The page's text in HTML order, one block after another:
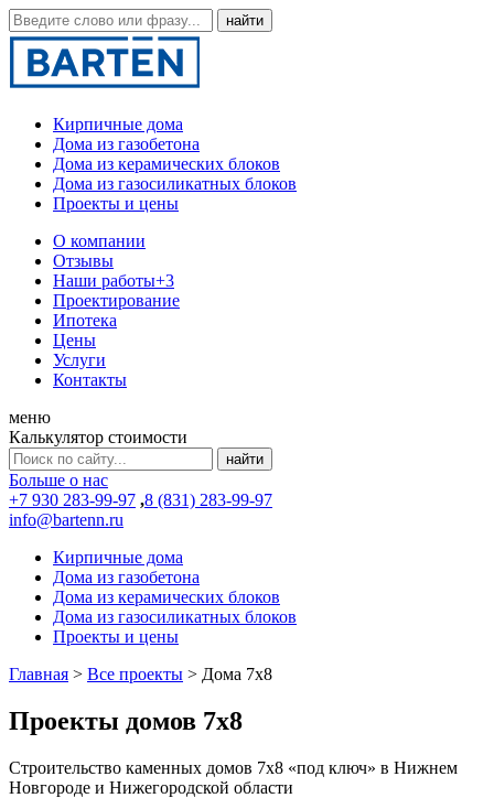
Кирпичные дома
Дома из газобетона
Дома из керамических блоков
Дома из газосиликатных блоков
Проекты и цены
О компании
Отзывы
Наши работы+3
Проектирование
Ипотека
Цены
Услуги
Контакты
меню
Калькулятор стоимости
Больше о нас
+7 930 283-99-97 ,8 (831) 283-99-97
info@bartenn.ru
Кирпичные дома
Дома из газобетона
Дома из керамических блоков
Дома из газосиликатных блоков
Проекты и цены
Главная > Все проекты > Дома 7x8
Проекты домов 7х8
Строительство каменных домов 7х8 «под ключ» в Нижнем
Новгороде и Нижегородской области